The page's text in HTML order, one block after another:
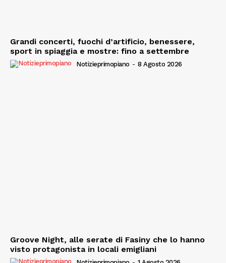
Grandi concerti, fuochi d’artificio, benessere,
sport in spiaggia e mostre: fino a settembre
Notizieprimopiano - 8 Agosto 2026
Groove Night, alle serate di Fasiny che lo hanno
visto protagonista in locali emigliani